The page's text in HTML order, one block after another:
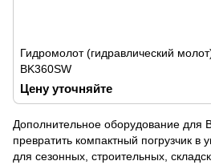
Гидромолот (гидравлический
BK360SW
Цену уточняйте
Дополнительное оборудование для
превратить компактный погрузчик
для сезонных, строительных,